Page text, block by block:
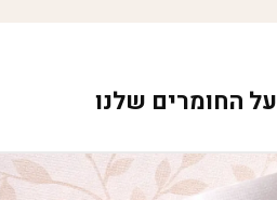
על החומרים שלנו